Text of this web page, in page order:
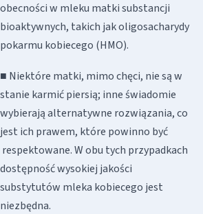
obecności w mleku matki substancji
bioaktywnych, takich jak oligosacharydy
pokarmu kobiecego (HMO).
■ Niektóre matki, mimo chęci, nie są w
stanie karmić piersią; inne świadomie
wybierają alternatywne rozwiązania, co
jest ich prawem, które powinno być
respektowane. W obu tych przypadkach
dostępność wysokiej jakości
substytutów mleka kobiecego jest
niezbędna.